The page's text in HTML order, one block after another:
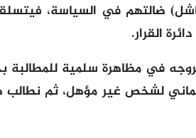
ضالتهم في السياسة،
القرار.
في مظاهرة سلمية للمطالبة
لشخص غير مؤهل، ثم نطالب